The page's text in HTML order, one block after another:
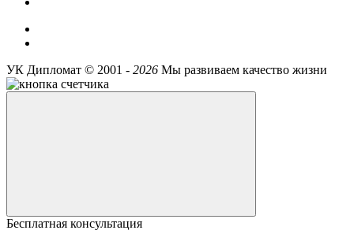
УК Дипломат © 2001 - 2026 Мы развиваем качество жизни
Бесплатная консультация